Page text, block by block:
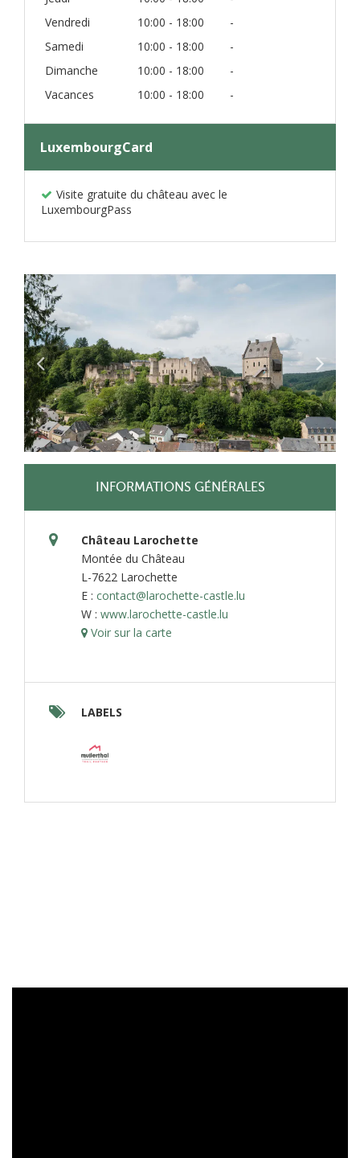
Vendredi
10:00 - 18:00
-
Samedi
10:00 - 18:00
-
Dimanche
10:00 - 18:00
-
Vacances
10:00 - 18:00 -
LuxembourgCard
Visite gratuite du château avec le
LuxembourgPass
INFORMATIONS GÉNÉRALES
Château Larochette
Montée du Château
L-7622 Larochette
E : contact@larochette-castle.lu
W : www.larochette-castle.lu
Voir sur la carte
LABELS